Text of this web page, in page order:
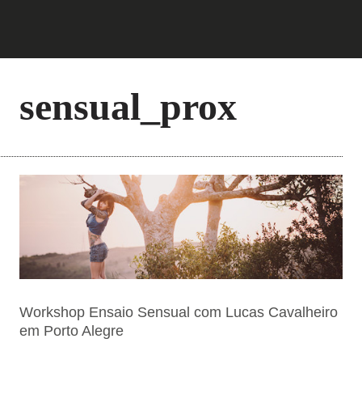
sensual_prox
Workshop Ensaio Sensual com Lucas Cavalheiro
em Porto Alegre